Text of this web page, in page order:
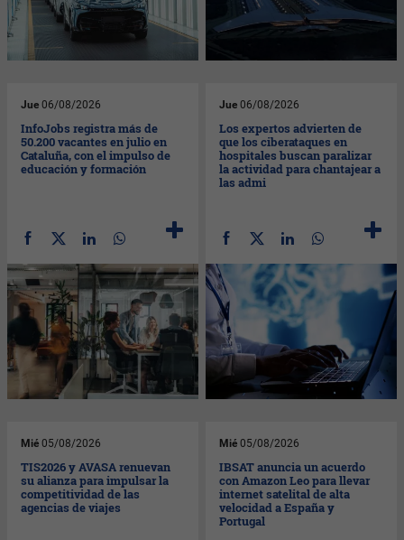
Jue 06/08/2026
InfoJobs registra más de
50.200 vacantes en julio en
Cataluña, con el impulso de
educación y formación
Jue 06/08/2026
Los expertos advierten de
que los ciberataques en
hospitales buscan paralizar
la actividad para chantajear a
las admi
Mié 05/08/2026
TIS2026 y AVASA renuevan
su alianza para impulsar la
competitividad de las
agencias de viajes
Mié 05/08/2026
IBSAT anuncia un acuerdo
con Amazon Leo para llevar
internet satelital de alta
velocidad a España y
Portugal